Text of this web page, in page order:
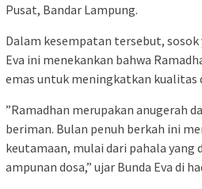
Pusat, Bandar Lampung.
Dalam kesempatan tersebut, sosok
Eva ini menekankan bahwa
emas untuk meningkatkan kualitas
​”Ramadhan merupakan anugerah
beriman. Bulan penuh berkah ini
keutamaan, mulai dari pahala
ampunan dosa,” ujar Bunda Eva di